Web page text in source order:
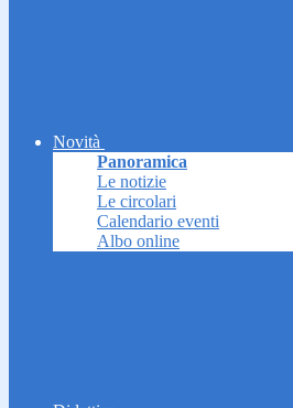
Novità
Panoramica
Le notizie
Le circolari
Calendario eventi
Albo online